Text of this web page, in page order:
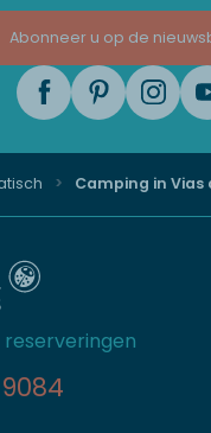
Abonneer u op de
Camping in Vias
9084